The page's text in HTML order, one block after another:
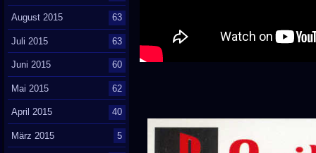
August 2015 63
Juli 2015 63
Juni 2015 60
Mai 2015 62
April 2015 40
März 2015 5